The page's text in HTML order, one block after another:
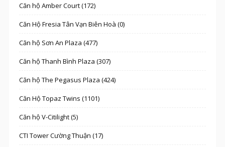
Căn hộ Amber Court (172)
Căn Hộ Fresia Tân Vạn Biên Hoà (0)
Căn hộ Sơn An Plaza (477)
Căn hộ Thanh Bình Plaza (307)
Căn hộ The Pegasus Plaza (424)
Căn Hộ Topaz Twins (1101)
Căn hộ V-Citilight (5)
CTI Tower Cường Thuận (17)